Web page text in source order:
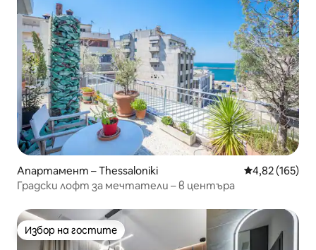
Апартамент – Thessaloniki Средна
4,82 (165)
Градски лофт за мечтатели – в центъра
Избор на гостите
Избор на гостите